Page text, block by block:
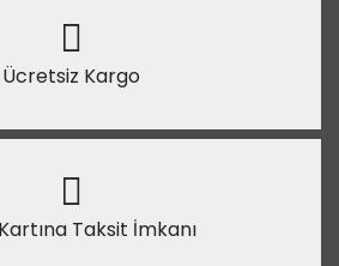
Ücretsiz Kargo
Taksit İmkanı